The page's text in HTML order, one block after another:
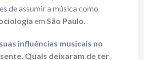
de assumir a música como
em São Paulo.
influências musicais no
Quais deixaram de ter